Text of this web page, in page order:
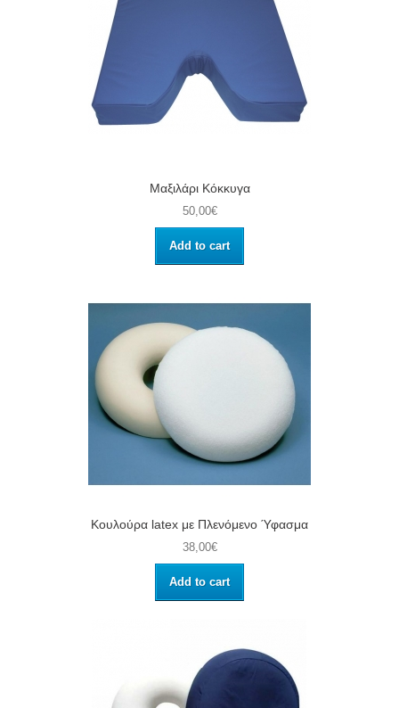
Μαξιλάρι Κόκκυγα
50,00€
Add to cart
Κουλούρα latex με Πλενόμενο Ύφασμα
38,00€
Add to cart